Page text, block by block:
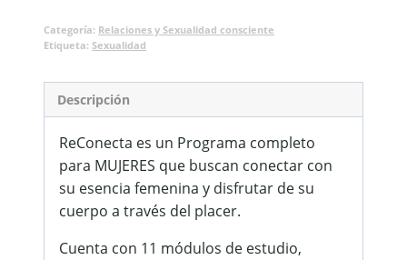
Categoría: Relaciones y Sexualidad consciente
Etiqueta: Sexualidad
Descripción
ReConecta es un Programa completo
para MUJERES que buscan conectar con
su esencia femenina y disfrutar de su
cuerpo a través del placer.
Cuenta con 11 módulos de estudio,